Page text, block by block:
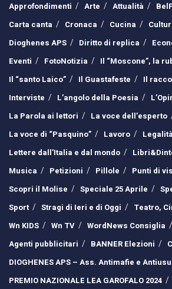
Approfondimenti
Arte Attualità
Carta canta
Cronaca Cucina
Dioghenes APS
Diritto di replica
Eventi
FotoNotizia
Il “Moscone”, la
Il “santo Laico”
Il Guastafeste
Il
Interviste
L’angolo della Poesia
La Parola ai lettori
La voce dell’esperto
La voce di “Pasquino”
Lavoro
Legalità
Lettere dall’Italia e dal mondo
Musica
Petizioni Pillole Punti di
Scopri il Molise
Speciale 25 Aprile
Sport
Stragi di Ieri e di Oggi
Teatro,
Wn KIDS
Wn TV WordNews Consiglia
Agenti pubblicitari
BANNER Elezioni
DIOGHENES APS – Ass. Antimafie e
PREMIO NAZIONALE LEA GAROFALO 2024